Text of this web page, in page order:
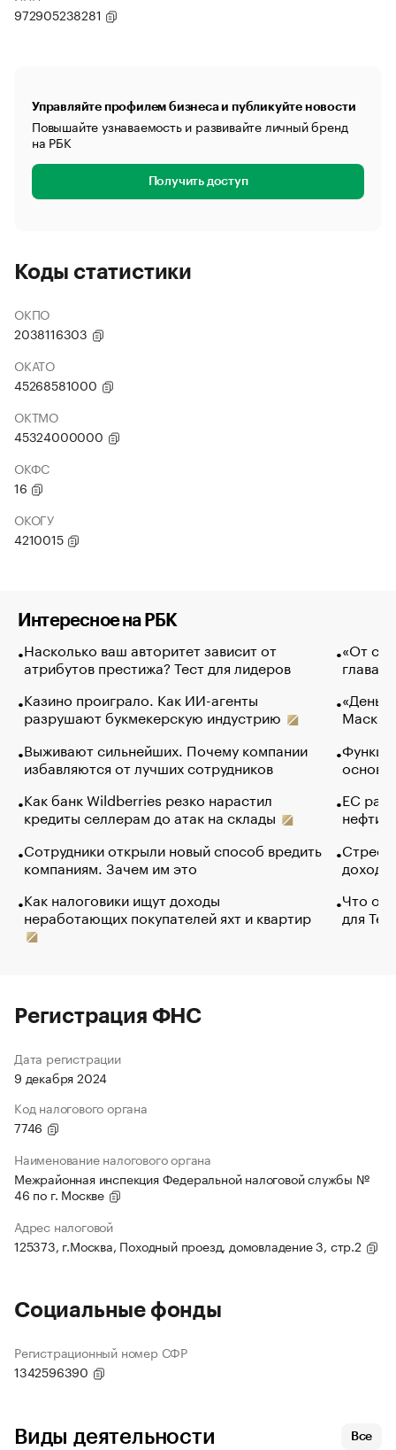
972905238281
Управляйте профилем бизнеса и публикуйте новости
Повышайте узнаваемость и развивайте личный бренд
на РБК
Получить доступ
Коды статистики
ОКПО
2038116303
ОКАТО
45268581000
ОКТМО
45324000000
ОКФС
16
ОКОГУ
4210015
Интересное на РБК
Насколько ваш авторитет зависит от
атрибутов престижа? Тест для лидеров
Казино проиграло. Как ИИ-агенты
разрушают букмекерскую индустрию
Выживают сильнейших. Почему компании
избавляются от лучших сотрудников
Как банк Wildberries резко нарастил
кредиты селлерам до атак на склады
Сотрудники открыли новый способ вредить
компаниям. Зачем им это
Как налоговики ищут доходы
неработающих покупателей яхт и квартир
«От
глава
Маск в
основ
ЕС
нефти
Что
для
Регистрация ФНС
Дата регистрации
9 декабря 2024
Код налогового органа
7746
Наименование налогового органа
Межрайонная инспекция Федеральной налоговой службы №
46 по г. Москве
Адрес налоговой
125373, г.Москва, Походный проезд, домовладение 3, стр.2
Социальные фонды
Регистрационный номер СФР
1342596390
Виды деятельности Все